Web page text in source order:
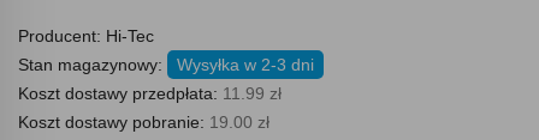
Producent: Hi-Tec
Stan magazynowy:
Wysyłka w 2-3 dni
Koszt dostawy przedpłata: 11.99 zł
Koszt dostawy pobranie: 19.00 zł